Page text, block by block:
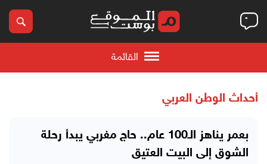
القائمة
أحداث الوطن العربي
بعمر يناهز الـ100 عام.. حاج مغربي يبدأ رحلة
الشوق إلى البيت العتيق